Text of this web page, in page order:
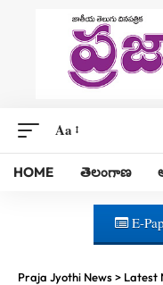
Aa
HOME తెలంగాణ
E-
Praja Jyothi News> Latest